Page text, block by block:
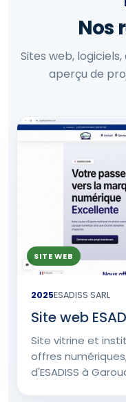
Nos
Sites web,
aperçu de
SITE WEB
2025ESADISS SARL
Site web
Site vitrine et
offres
d'ESADISS à